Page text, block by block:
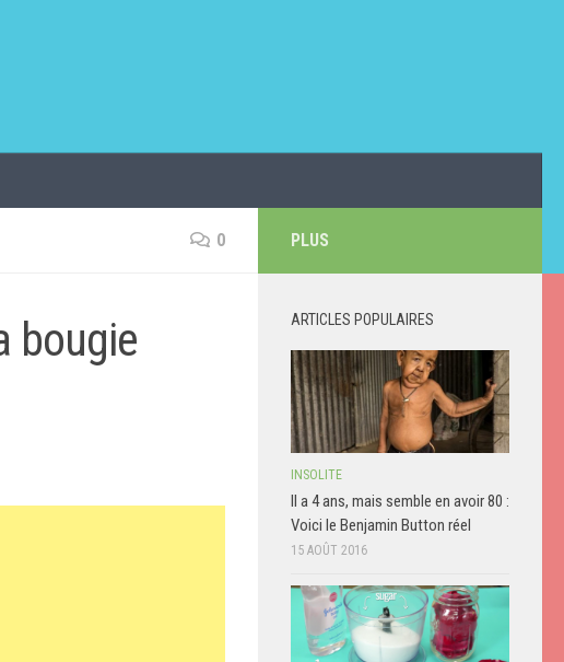
0
bougie
PLUS
ARTICLES POPULAIRES
INSOLITE
Il a 4 ans, mais semble en avoir 80 :
Voici le Benjamin Button réel
15 AOÛT 2016